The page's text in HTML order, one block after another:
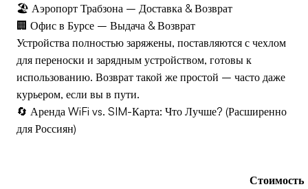
🏖️ Аэропорт Трабзона – Доставка & Возврат
🏢 Офис в Бурсе – Выдача & Возврат
Устройства полностью заряжены, поставляются с чехлом
для переноски и зарядным устройством, готовы к
использованию. Возврат такой же простой – часто даже
курьером, если вы в пути.
🔄 Аренда WiFi vs. SIM-Карта: Что Лучше? (Расширенно
для Россиян)
Стоимость